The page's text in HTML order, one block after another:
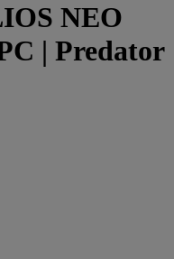
NEO
| Predator